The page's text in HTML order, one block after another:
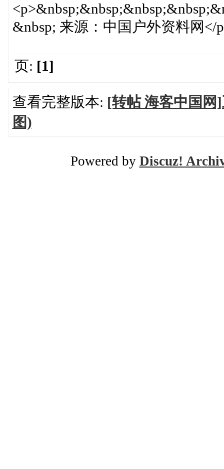
&nbsp; 来源：中国户外资料网</
页: [1]
查看完整版本: [转帖 海客中国网
图)
Powered by Discuz!